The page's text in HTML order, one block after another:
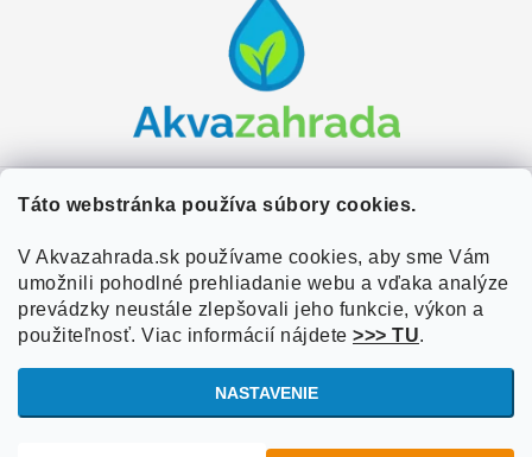
Táto webstránka používa súbory cookies.
V Akvazahrada.sk používame cookies, aby sme Vám
umožnili pohodlné prehliadanie webu a vďaka analýze
prevádzky neustále zlepšovali jeho funkcie, výkon a
použiteľnosť. Viac informácií nájdete >>> TU.
NASTAVENIE
e
Zákaznícky servis
Doprava a platba
Obchodné podmienky
Ochrana osobných údajov
Užitočné informácie
O nás
Referencie
Overené zákazníkmi